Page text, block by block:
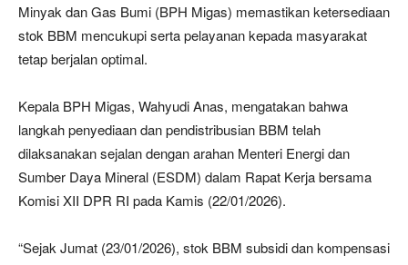
Minyak dan Gas Bumi (BPH Migas) memastikan ketersediaan
stok BBM mencukupi serta pelayanan kepada masyarakat
tetap berjalan optimal.
Kepala BPH Migas, Wahyudi Anas, mengatakan bahwa
langkah penyediaan dan pendistribusian BBM telah
dilaksanakan sejalan dengan arahan Menteri Energi dan
Sumber Daya Mineral (ESDM) dalam Rapat Kerja bersama
Komisi XII DPR RI pada Kamis (22/01/2026).
“Sejak Jumat (23/01/2026), stok BBM subsidi dan kompensasi